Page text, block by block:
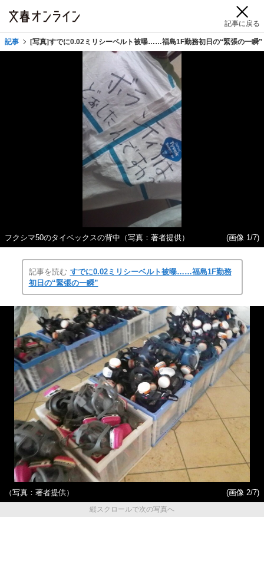
記事に戻る
記事 [写真]すでに0.02ミリシーベルト被曝……福島1F勤務初日の“緊張の一瞬”
フクシマ50のタイベックスの背中（写真：著者提供） (画像 1/7)
記事を読む すでに0.02ミリシーベルト被曝……福島1F勤務
初日の“緊張の一瞬”
（写真：著者提供）
(画像 2/7)
縦スクロールで次の写真へ